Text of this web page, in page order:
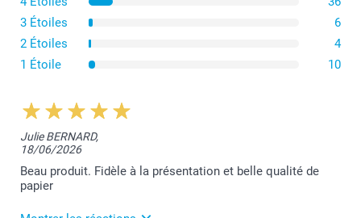
Naturel
Enveloppes en papier 160 g
Blanc luxe
Enveloppes en papier scintillant 120 g
Blanc scintillant
Argenté scintillant
Bleu scintillant
Doré scintillant
3 Étoiles
6
2 Étoiles
4
1 Étoile
10
Julie BERNARD,
18/06/2026
Beau produit. Fidèle à la présentation et belle qualité de
papier